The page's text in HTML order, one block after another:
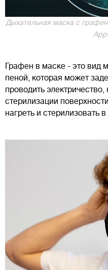
Дыхательная маска с
Графен в маске - это вид
пеной, которая может
проводить
стерилизации
нагреть и стерилизовать